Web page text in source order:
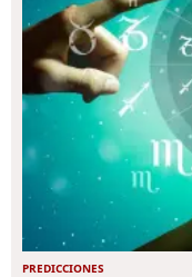
PREDICCIONES